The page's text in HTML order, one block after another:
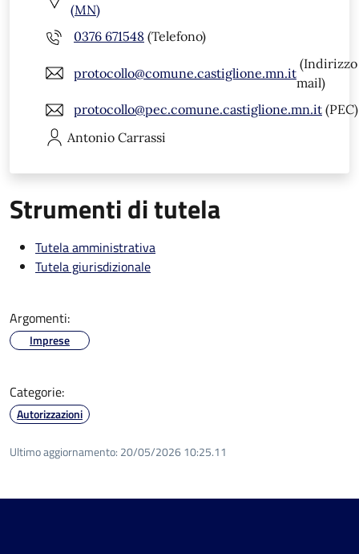
(MN)
0376 671548 (Telefono)
protocollo@comune.castiglione.mn.it
(Indirizzo
mail)
protocollo@pec.comune.castiglione.mn.it (PEC)
Antonio Carrassi
Strumenti di tutela
Tutela amministrativa
Tutela giurisdizionale
Argomenti:
Imprese
Categorie:
Autorizzazioni
Ultimo aggiornamento: 20/05/2026 10:25.11